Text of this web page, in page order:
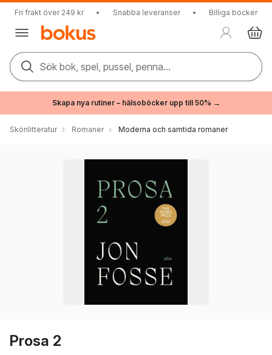
Fri frakt över 249 kr • Snabba leveranser • Billiga böcker
Sök bok, spel, pussel, penna...
Skapa nya rutiner – hälsoböcker upp till 50% →
Skönlitteratur Romaner Moderna och samtida romaner
Prosa 2